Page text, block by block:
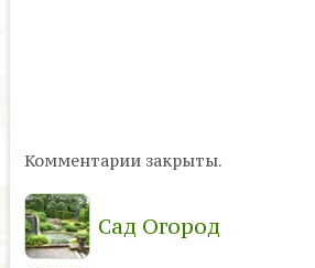
Комментарии закрыты.
Сад Огород